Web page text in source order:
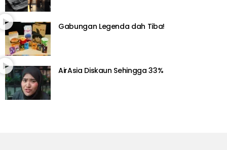
Gabungan Legenda dah Tiba!
AirAsia Diskaun Sehingga 33%